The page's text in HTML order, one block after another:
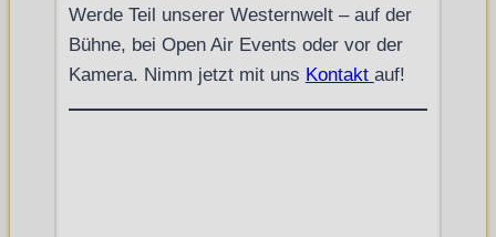
Werde Teil unserer Westernwelt – auf der
Bühne, bei Open Air Events oder vor der
Kamera. Nimm jetzt mit uns Kontakt auf!